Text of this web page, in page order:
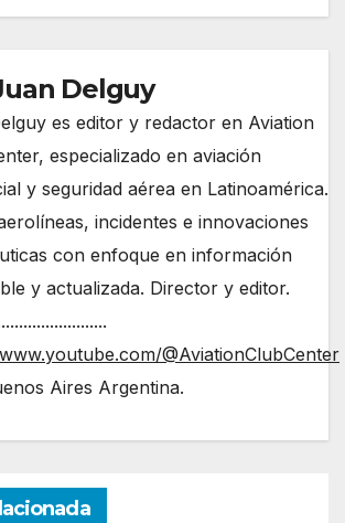
Delguy
es editor y redactor en Aviation
especializado en aviación
y seguridad aérea en Latinoamérica.
incidentes e innovaciones
con enfoque en información
y actualizada. Director y editor.
@AviationClubCenter
Aires Argentina.